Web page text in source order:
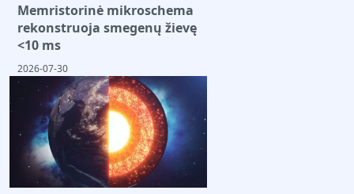
Memristorinė mikroschema
rekonstruoja smegenų žievę
<10 ms
2026-07-30